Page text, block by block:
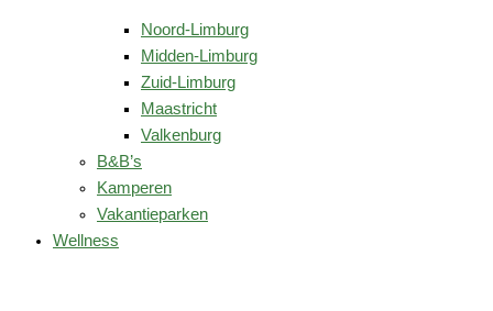
Noord-Limburg
Midden-Limburg
Zuid-Limburg
Maastricht
Valkenburg
B&B’s
Kamperen
Vakantieparken
Wellness